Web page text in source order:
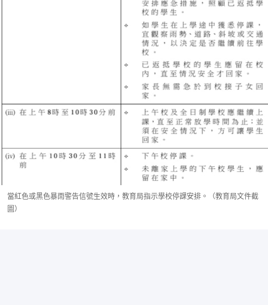
當紅色或黑色暴雨警告信號生效時，教育局指示學校停課安排。（教育局文件截
圖）